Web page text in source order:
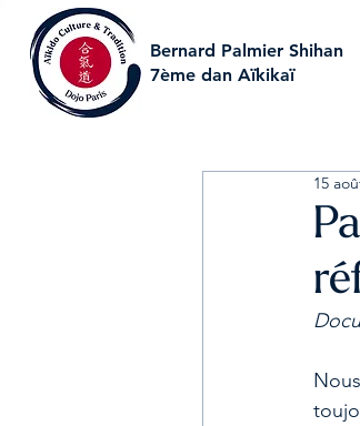
Bernard Palmier Shihan
7ème dan Aïkikaï
15